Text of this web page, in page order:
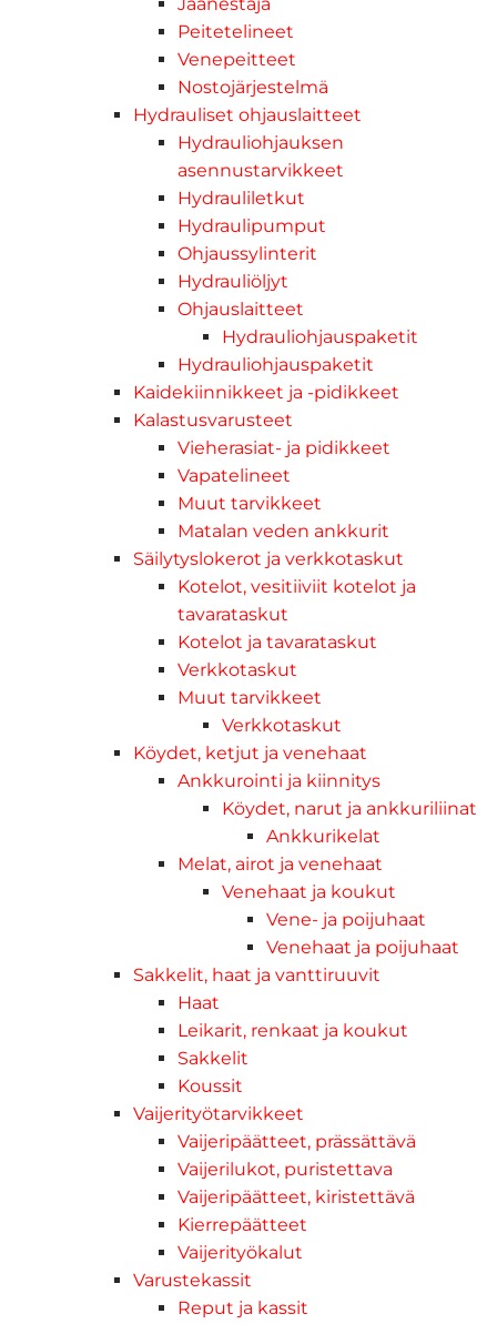
Peitetelineet
Venepeitteet
Nostojärjestelmä
Hydrauliset ohjauslaitteet
Hydrauliohjauksen
asennustarvikkeet
Hydrauliletkut
Hydraulipumput
Ohjaussylinterit
Hydrauliöljyt
Ohjauslaitteet
Hydrauliohjauspaketit
Hydrauliohjauspaketit
Kaidekiinnikkeet ja -pidikkeet
Kalastusvarusteet
Vieherasiat- ja pidikkeet
Vapatelineet
Muut tarvikkeet
Matalan veden ankkurit
Säilytyslokerot ja verkkotaskut
Kotelot, vesitiiviit kotelot ja
tavarataskut
Kotelot ja tavarataskut
Verkkotaskut
Muut tarvikkeet
Verkkotaskut
Köydet, ketjut ja venehaat
Ankkurointi ja kiinnitys
Köydet, narut ja ankkuriliinat
Ankkurikelat
Melat, airot ja venehaat
Venehaat ja koukut
Vene- ja poijuhaat
Venehaat ja poijuhaat
Sakkelit, haat ja vanttiruuvit
Haat
Leikarit, renkaat ja koukut
Sakkelit
Koussit
Vaijerityötarvikkeet
Vaijeripäätteet, prässättävä
Vaijerilukot, puristettava
Vaijeripäätteet, kiristettävä
Kierrepäätteet
Vaijerityökalut
Varustekassit
Reput ja kassit